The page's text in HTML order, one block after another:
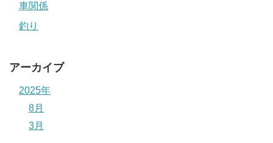
車関係
釣り
アーカイブ
2025年
8月
3月